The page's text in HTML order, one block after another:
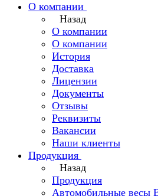
О компании
Назад
О компании
О компании
История
Доставка
Лицензии
Документы
Отзывы
Реквизиты
Вакансии
Наши клиенты
Продукция
Назад
Продукция
Автомобильные весы